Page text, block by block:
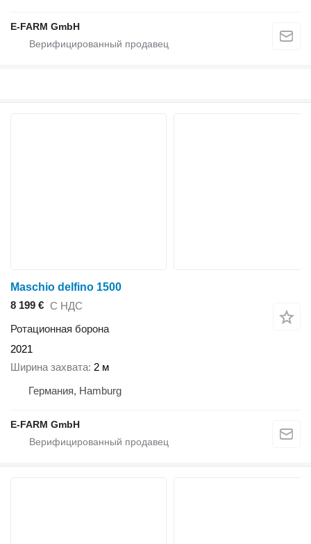
E-FARM GmbH
Maschio delfino 1500
8 199 € С НДС
Ротационная борона
2021
Ширина захвата 2 м
Германия, Hamburg
E-FARM GmbH